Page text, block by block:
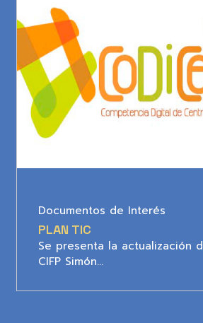
Documentos de Interés
PLAN TIC
Se presenta la actualización
CIFP Simón…